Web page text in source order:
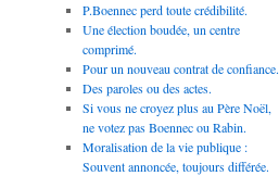
P.Boennec perd toute crédibilité.
Une élection boudée, un centre
comprimé.
Pour un nouveau contrat de confiance.
Des paroles ou des actes.
Si vous ne croyez plus au Père Noël,
ne votez pas Boennec ou Rabin.
Moralisation de la vie publique :
Souvent annoncée, toujours différée.